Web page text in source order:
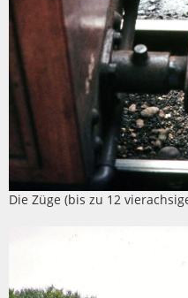
Die Züge (bis zu 12